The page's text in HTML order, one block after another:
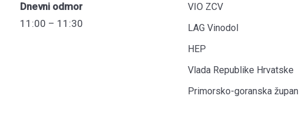
Dnevni odmor
11:00 – 11:30
VIO ZCV
LAG Vinodol
HEP
Vlada Republike Hrvatske
Primorsko-goranska